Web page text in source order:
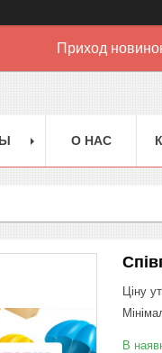
Приход
О НАС
Ціну
В